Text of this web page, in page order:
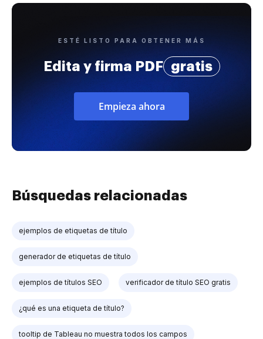
ESTÉ LISTO PARA OBTENER MÁS
Edita y firma PDF gratis
Empieza ahora
Búsquedas relacionadas
ejemplos de etiquetas de título
generador de etiquetas de título
ejemplos de títulos SEO verificador de título SEO gratis
¿qué es una etiqueta de título?
tooltip de Tableau no muestra todos los campos